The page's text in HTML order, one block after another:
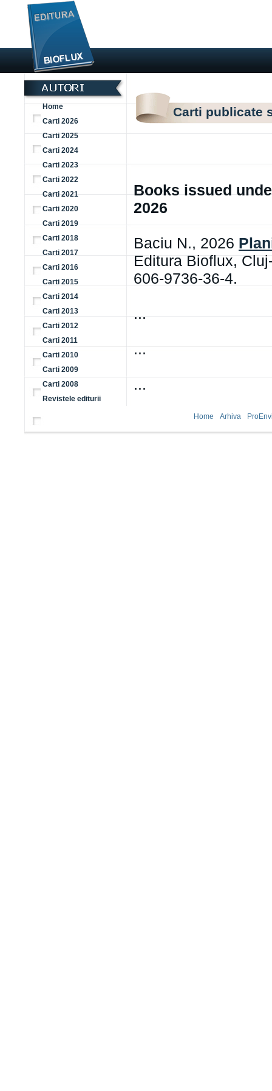
Home
Carti 2026
Carti 2025
Carti 2024
Carti 2023
Carti 2022
Carti 2021
Carti 2020
Carti 2019
Carti 2018
Carti 2017
Carti 2016
Carti 2015
Carti 2014
Carti 2013
Carti 2012
Carti 2011
Carti 2010
Carti 2009
Carti 2008
Revistele editurii
Carti publicate
Books issued
2026
Baciu N., 2026
Editura Bioflux,
606-9736-36-4.
...
...
...
Home Arhiva